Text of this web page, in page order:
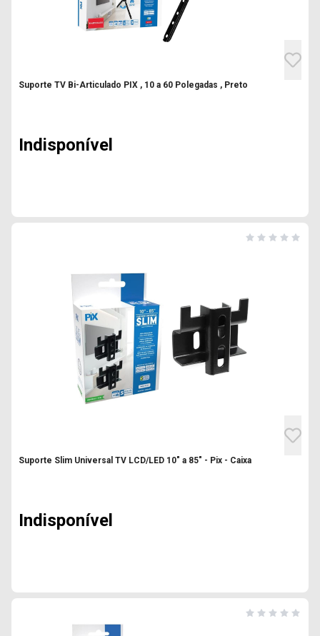
Suporte TV Bi-Articulado PIX , 10 a 60 Polegadas , Preto
Indisponível
Suporte Slim Universal TV LCD/LED 10" a 85" - Pix - Caixa
Indisponível